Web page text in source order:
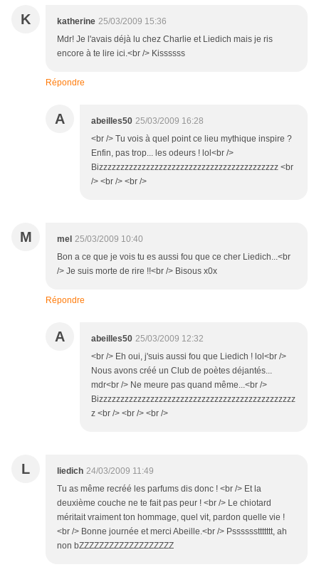
K katherine 25/03/2009 15:36
Mdr! Je l'avais déjà lu chez Charlie et Liedich mais je ris
encore à te lire ici.<br /> Kissssss
Répondre
A abeilles50 25/03/2009 16:28
<br /> Tu vois à quel point ce lieu mythique inspire ?
Enfin, pas trop... les odeurs ! lol<br />
Bizzzzzzzzzzzzzzzzzzzzzzzzzzzzzzzzzzzzzzzzzz <br
/> <br /> <br />
M mel 25/03/2009 10:40
Bon a ce que je vois tu es aussi fou que ce cher Liedich...<br
/> Je suis morte de rire !!<br /> Bisous x0x
Répondre
A abeilles50 25/03/2009 12:32
<br /> Eh oui, j'suis aussi fou que Liedich ! lol<br />
Nous avons créé un Club de poètes déjantés...
mdr<br /> Ne meure pas quand même...<br />
Bizzzzzzzzzzzzzzzzzzzzzzzzzzzzzzzzzzzzzzzzzzzzzz
z <br /> <br /> <br />
L liedich 24/03/2009 11:49
Tu as même recréé les parfums dis donc ! <br /> Et la
deuxième couche ne te fait pas peur ! <br /> Le chiotard
méritait vraiment ton hommage, quel vit, pardon quelle vie !
<br /> Bonne journée et merci Abeille.<br /> Pssssssttttttt, ah
non bZZZZZZZZZZZZZZZZZZZ